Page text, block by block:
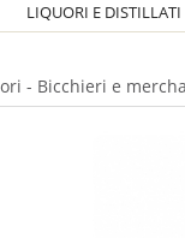
LIQUORI E DISTILLATI
- Bicchieri e